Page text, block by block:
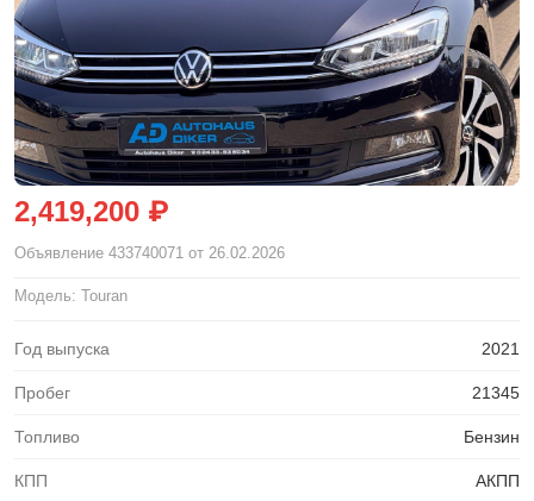
2,419,200 ₽
Объявление 433740071 от 26.02.2026
Модель: Touran
Год выпуска 2021
Пробег 21345
Топливо Бензин
КПП АКПП